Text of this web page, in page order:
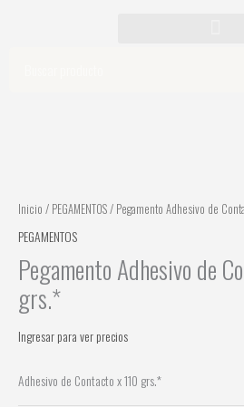
Inicio / PEGAMENTOS/ Pegamento Adhesivo de
PEGAMENTOS
Pegamento Adhesivo de
grs.*
Ingresar para ver precios
Adhesivo de Contacto x 110 grs.*